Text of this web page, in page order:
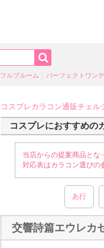
フルブルーム パーフェクトワン
コスプレカラコン通販チェル
コスプレにおすすめの
当店からの提案商品とな
対応表はカラコン選びの
あ行
交響詩篇エウレカ